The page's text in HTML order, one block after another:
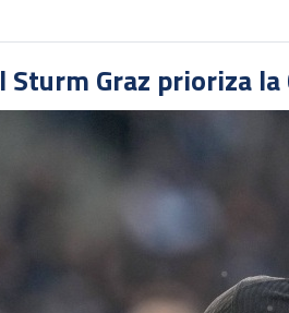
Sturm Graz prioriza